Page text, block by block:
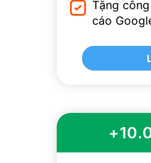
Tặng
cáo